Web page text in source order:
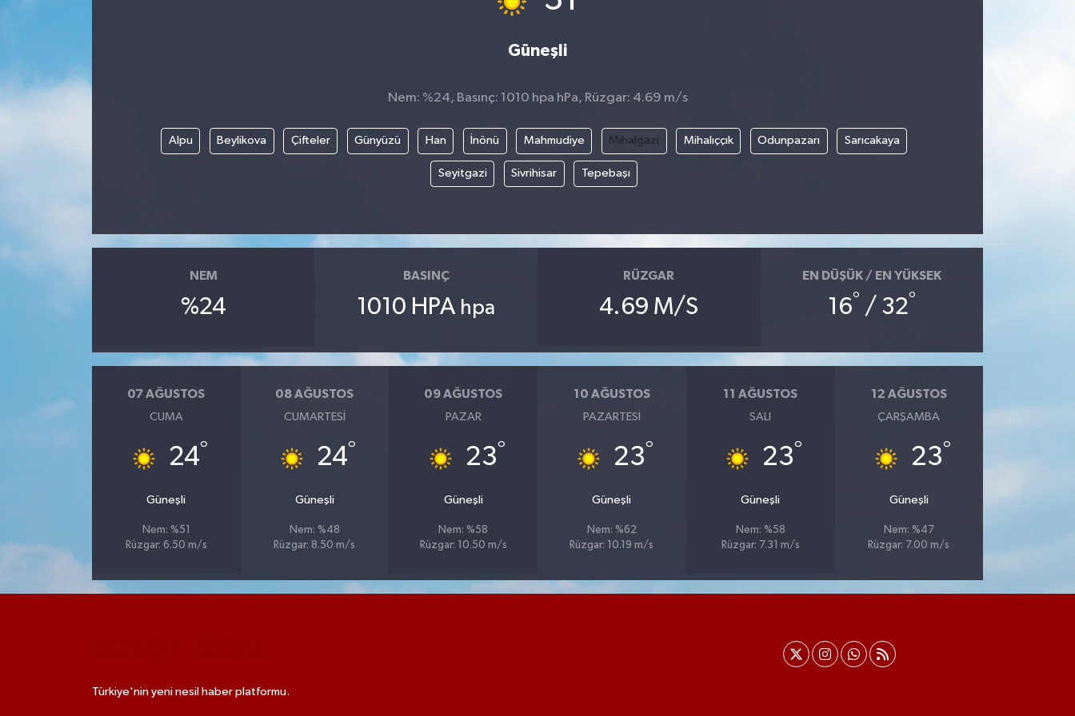
Güneşli
Nem: %24, Basınç: 1010 hpa hPa, Rüzgar: 4.69 m/s
Alpu Beylikova Çifteler Günyüzü Han İnönü Mahmudiye Mihalgazi Mihalıççık Odunpazarı Sarıcakaya
Seyitgazi Sivrihisar Tepebaşı
NEM
%24
BASINÇ
1010 HPA hpa
RÜZGAR
4.69 M/S
EN DÜŞÜK / EN YÜKSEK
16° / 32°
07 AĞUSTOS
CUMA
24°
Güneşli
Nem: %51
Rüzgar: 6.50 m/s
08 AĞUSTOS
CUMARTESI
24°
Güneşli
Nem: %48
Rüzgar: 8.50 m/s
09 AĞUSTOS
PAZAR
23°
Güneşli
Nem: %58
Rüzgar: 10.50 m/s
10 AĞUSTOS
PAZARTESI
23°
Güneşli
Nem: %62
Rüzgar: 10.19 m/s
11 AĞUSTOS
SALI
23°
Güneşli
Nem: %58
Rüzgar: 7.31 m/s
12 AĞUSTOS
ÇARŞAMBA
23°
Güneşli
Nem: %47
Rüzgar: 7.00 m/s
Türkiye'nin yeni nesil haber platformu.